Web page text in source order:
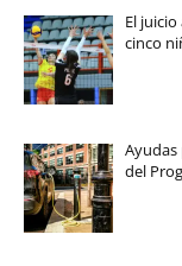
El
cinco
Ayudas
del